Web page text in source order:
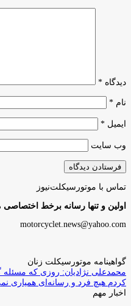
دیدگاه *
نام *
ایمیل *
وب‌ سایت
تماس با موتورسیکلت‌نیوز
اولین و تنها رسانه برخط
motorcyclet.news@yahoo.com
گواهینامه موتورسیکلت زنان
محمدعلی نژادیان: روزی که مسئله
کردم هیچ فرد و رسانه‌ای همیاری
اخبار مهم